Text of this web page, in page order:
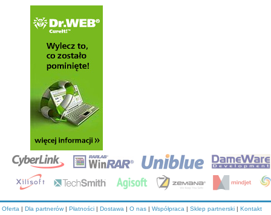
Oferta | Dla partnerów | Płatności | Dostawa | O nas | Współpraca | Sklep partnerski | Kontakt